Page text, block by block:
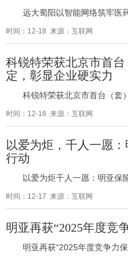
远大蜀阳以智能网络筑牢医
时间：12-18 来源：互联网
科锐特荣获北京市首
定，彰显企业硬实力
科锐特荣获北京市首台（套
时间：12-18 来源：互联网
以爱为炬，千人一愿
行动
以爱为炬千人一愿：明亚保
时间：12-17 来源：互联网
明亚再获“2025年度竞
明亚再获“2025年度竞争力